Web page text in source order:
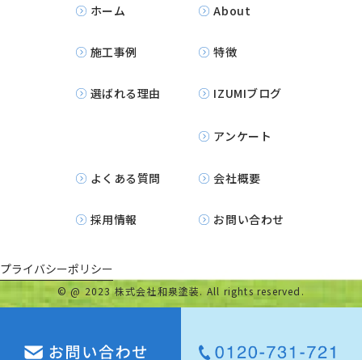
ホーム About
施工事例 特徴
選ばれる理由 IZUMIブログ
アンケート
よくある質問 会社概要
採用情報 お問い合わせ
© @ 2023 株式会社和泉塗装. All rights reserved.
プライバシーポリシー